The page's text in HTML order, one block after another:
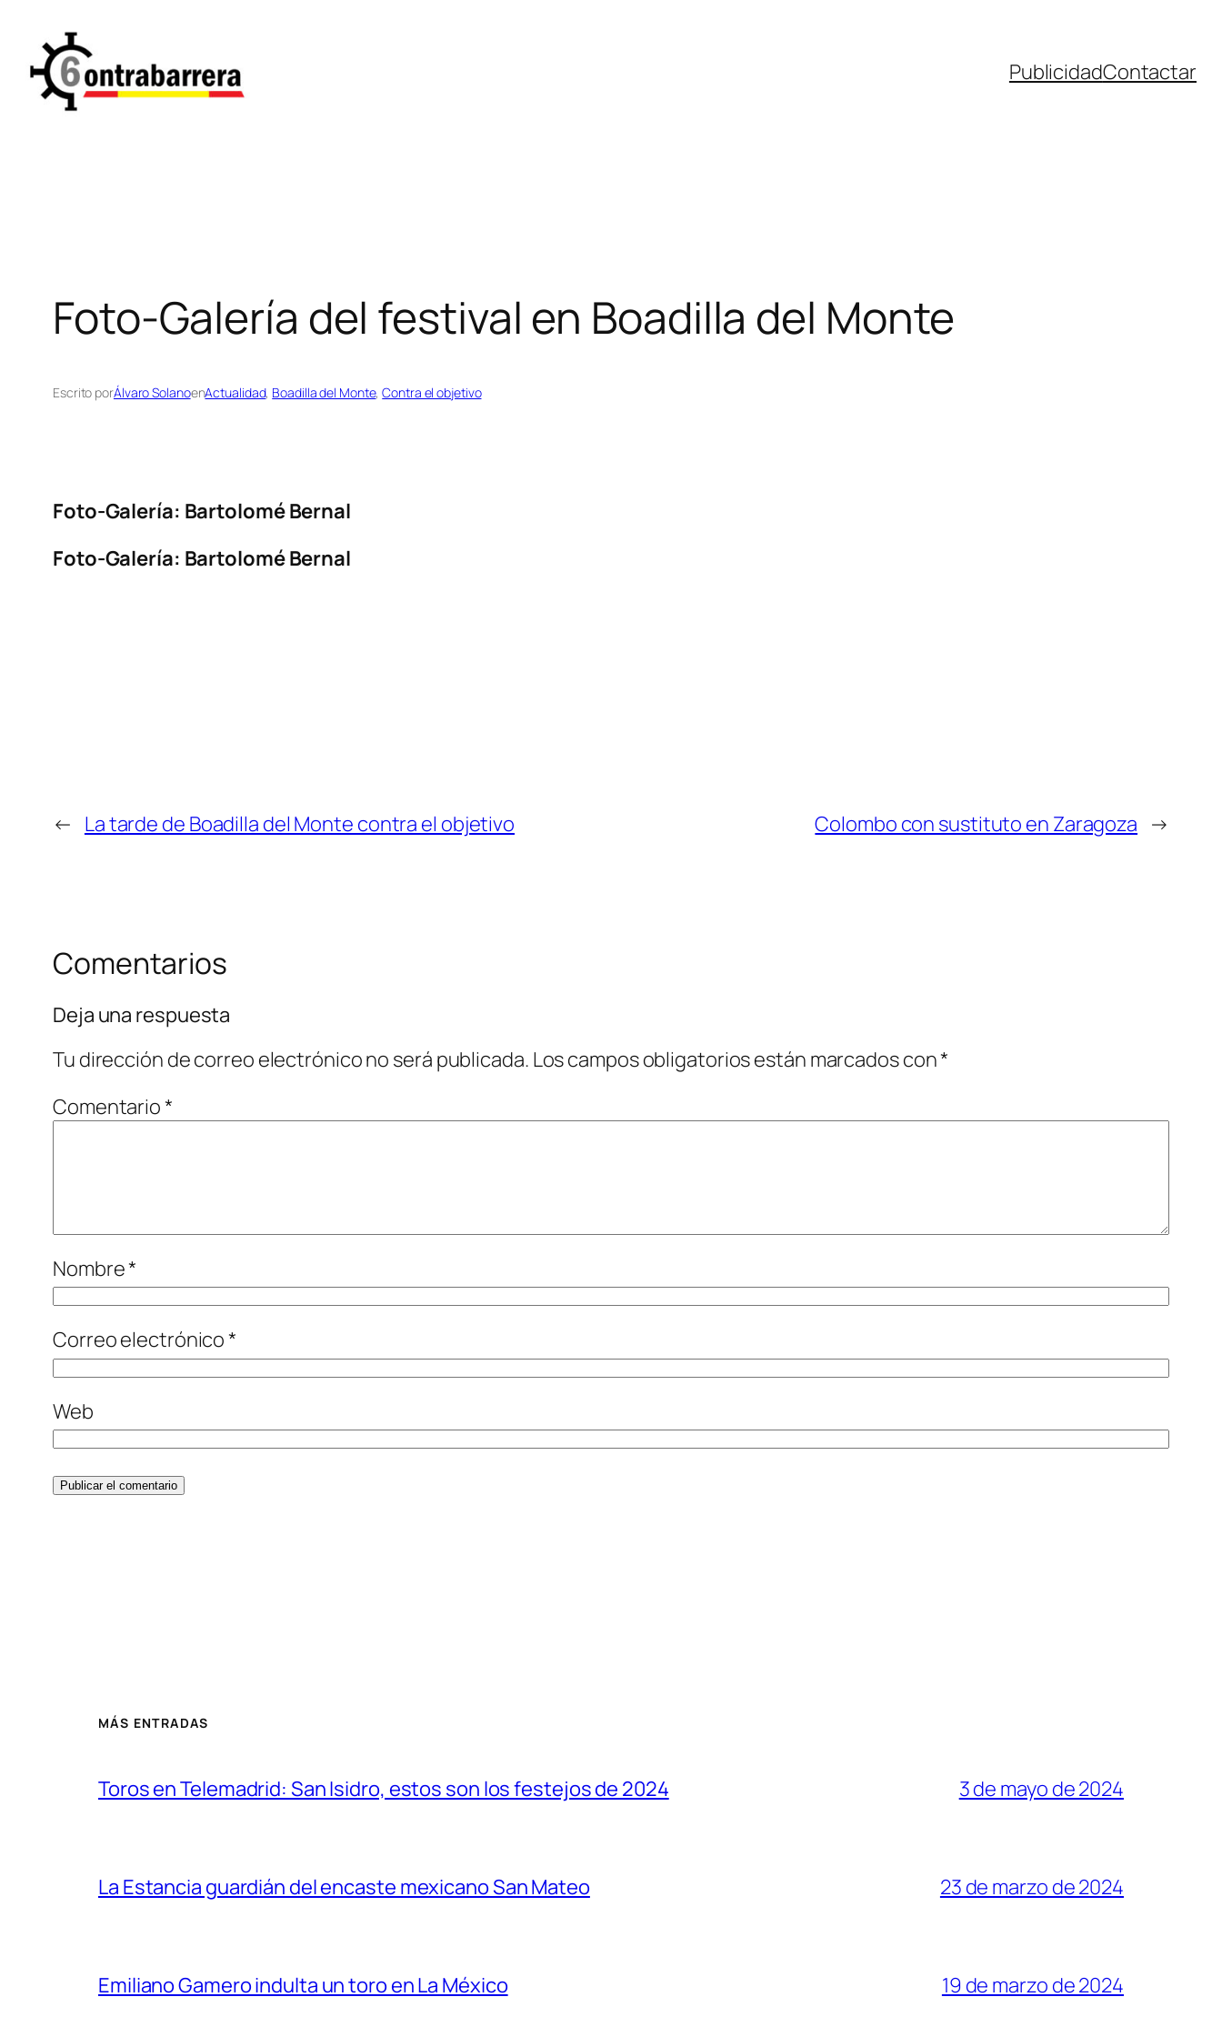
contenido
PublicidadContactar
Foto-Galería del festival en Boadilla del Monte
Escrito porÁlvaro SolanoenActualidad, Boadilla del Monte, Contra el objetivo
Foto-Galería: Bartolomé Bernal
Foto-Galería: Bartolomé Bernal
← La tarde de Boadilla del Monte contra el objetivo Colombo con sustituto en Zaragoza →
Comentarios
Deja una respuesta
Tu dirección de correo electrónico no será publicada. Los campos obligatorios están marcados con*
Comentario*
Nombre*
Correo electrónico*
Web
MÁS ENTRADAS
Toros en Telemadrid: San Isidro, estos son los festejos de 2024 3 de mayo de 2024
La Estancia guardián del encaste mexicano San Mateo 23 de marzo de 2024
Emiliano Gamero indulta un toro en La México 19 de marzo de 2024